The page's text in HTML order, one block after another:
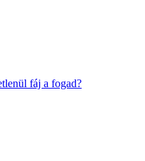
fáj a fogad?